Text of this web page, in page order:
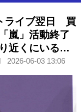
ライブ翌日 買
嵐」活動終了
近くにいるん
2026-06-03 13:06